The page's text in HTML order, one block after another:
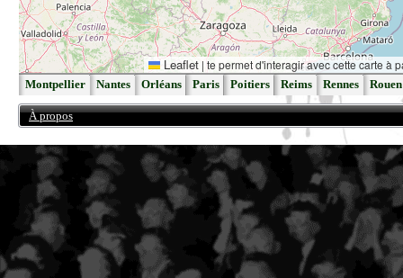
Leaflet | te permet d'interagir avec cette carte à
Montpellier Nantes Orléans Paris Poitiers Reims Rennes Rouen
À propos